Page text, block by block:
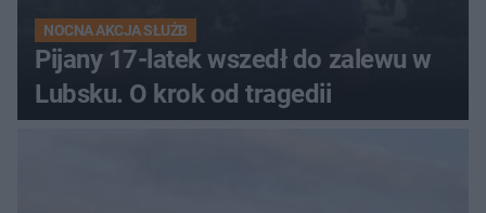
NOCNA AKCJA SŁUŻB
Pijany 17-latek wszedł do zalewu w
Lubsku. O krok od tragedii